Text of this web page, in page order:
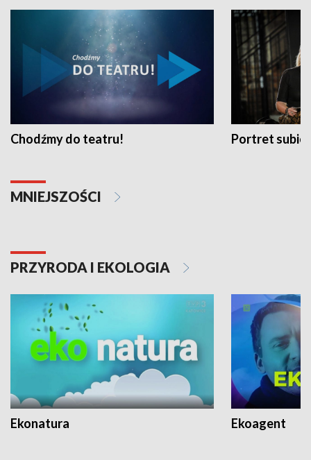
Chodźmy do teatru! Portret
MNIEJSZOŚCI
PRZYRODA I EKOLOGIA
Ekonatura Ekoagent